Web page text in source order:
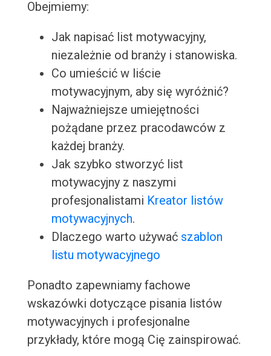
Obejmiemy:
Jak napisać list motywacyjny,
niezależnie od branży i stanowiska.
Co umieścić w liście
motywacyjnym, aby się wyróżnić?
Najważniejsze umiejętności
pożądane przez pracodawców z
każdej branży.
Jak szybko stworzyć list
motywacyjny z naszymi
profesjonalistami Kreator listów
motywacyjnych.
Dlaczego warto używać szablon
listu motywacyjnego
Ponadto zapewniamy fachowe
wskazówki dotyczące pisania listów
motywacyjnych i profesjonalne
przykłady, które mogą Cię zainspirować.